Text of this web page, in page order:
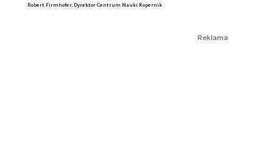
Robert Firmhofer, Dyrektor Centrum Nauki Kopernik
Reklama